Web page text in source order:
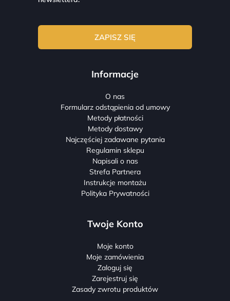
Informacje
O nas
Formularz odstąpienia od umowy
Metody płatności
Metody dostawy
Najczęściej zadawane pytania
Regulamin sklepu
Napisali o nas
Strefa Partnera
Instrukcje montażu
Polityka Prywatności
Twoje Konto
Moje konto
Moje zamówienia
Zaloguj się
Zarejestruj się
Zasady zwrotu produktów